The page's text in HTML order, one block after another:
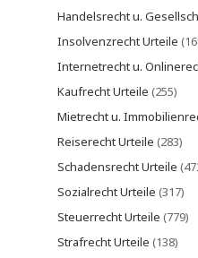
Handelsrecht u.
Insolvenzrecht Urteile
Internetrecht u.
Kaufrecht Urteile (255)
Mietrecht u.
Reiserecht Urteile (283)
Schadensrecht Urteile
Sozialrecht Urteile (317)
Steuerrecht Urteile (779)
Strafrecht Urteile (138)